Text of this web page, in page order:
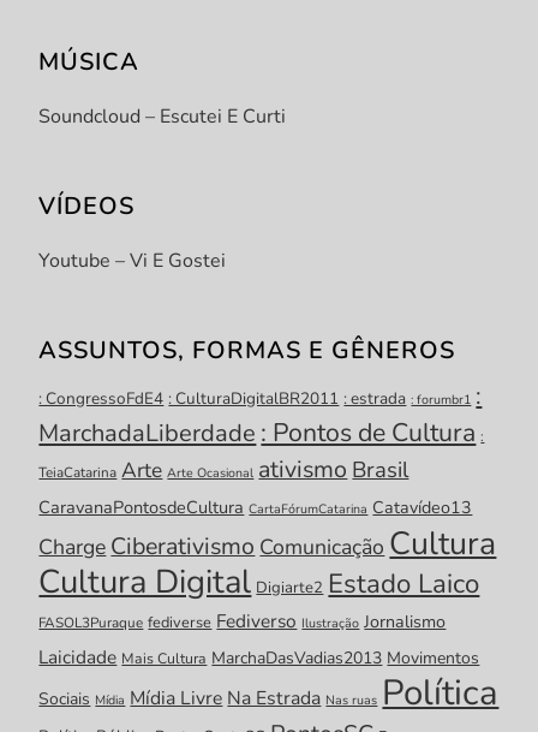
MÚSICA
Soundcloud – Escutei E Curti
VÍDEOS
Youtube – Vi E Gostei
ASSUNTOS, FORMAS E GÊNEROS
: CongressoFdE4 : CulturaDigitalBR2011 : estrada : forumbr1 :
MarchadaLiberdade : Pontos de Cultura :
TeiaCatarina Arte Arte Ocasional ativismo Brasil
CaravanaPontosdeCultura CartaFórumCatarina Catavídeo13
Charge Ciberativismo Comunicação Cultura
Cultura Digital Digiarte2 Estado Laico
FASOL3Puraque fediverse Fediverso Ilustração Jornalismo
Laicidade Mais Cultura MarchaDasVadias2013 Movimentos
Sociais Mídia Mídia Livre Na Estrada Nas ruas Política